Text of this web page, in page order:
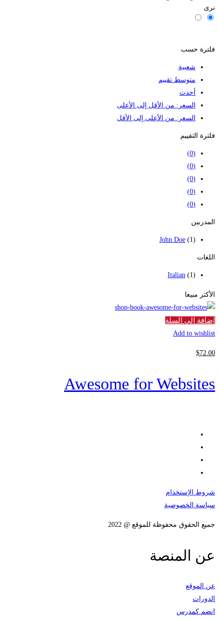
نرى
فلترة حسب
شعبية
متوسط تقييم
أحدث
السعر: من الأقل إلى الأعلى
السعر: من الأعلى إلى الأقل
فلترة التقييم
(0)
(0)
(0)
(0)
(0)
المدربين
John Doe (1)
اللغات
Italian (1)
الأكثر مبيعا
إضافة إلى السلة
Add to wishlist
$72 .00
Awesome for Websites
شروط الإستخدام
سياسة الخصوصية
جميع الحقوق محفوظة للموقع @ 2022
عن المنصة
عن الموقع
الدورات
انضم كمدرس